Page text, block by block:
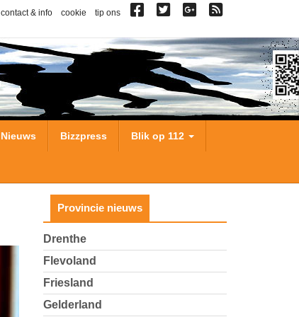
contact & info cookie tip ons
Nieuws Bizzpress Blik op 112
Provincie nieuws
Drenthe
Flevoland
Friesland
Gelderland